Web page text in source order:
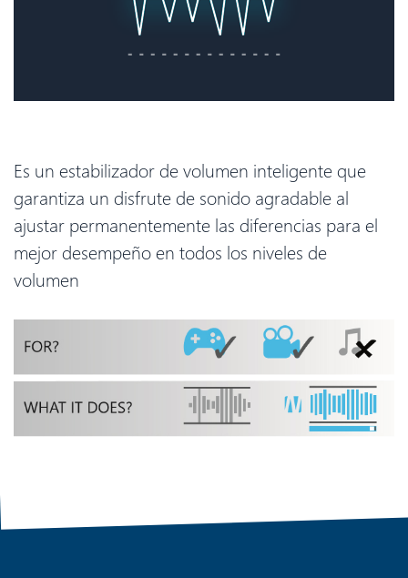
Es un estabilizador de volumen inteligente que
garantiza un disfrute de sonido agradable al
ajustar permanentemente las diferencias para el
mejor desempeño en todos los niveles de
volumen